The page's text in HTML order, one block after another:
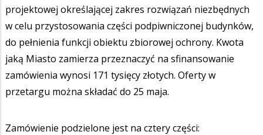
projektowej określającej zakres rozwiązań niezbędnych
w celu przystosowania części podpiwniczonej budynków,
do pełnienia funkcji obiektu zbiorowej ochrony. Kwota
jaką Miasto zamierza przeznaczyć na sfinansowanie
zamówienia wynosi 171 tysięcy złotych. Oferty w
przetargu można składać do 25 maja.
Zamówienie podzielone jest na cztery części: